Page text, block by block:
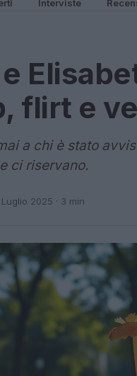
Interviste
flirt e
a chi è stato
ci riservano.
Luglio 2025 · 3 min